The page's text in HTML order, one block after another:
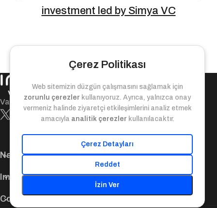
investment led by Simya VC
Value-bridge between today and tomorrow!
Navigation
Important Links
Contact Us
Çerez Politikası
Web sitemizin düzgün çalışmasını sağlamak için
zorunlu çerezler kullanıyoruz. Ayrıca, yalnızca onay
vermeniz halinde ziyaretçi etkileşimlerini analiz etmek
amacıyla analitik çerezler kullanılacaktır.
Çerez Detayları
Reddet
İzin Ver